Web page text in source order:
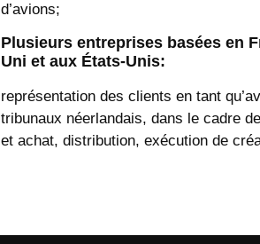
d’avions;
Plusieurs entreprises basées en
Uni et aux États-Unis:
représentation des clients en tant
tribunaux néerlandais, dans le cadre
et achat, distribution, exécution de